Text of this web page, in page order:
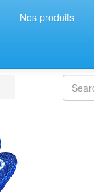
Nos produits